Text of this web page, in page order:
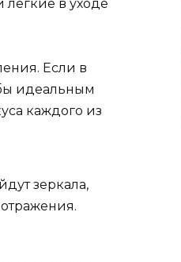
легкие в уходе
Если в
идеальным
каждого из
зеркала,